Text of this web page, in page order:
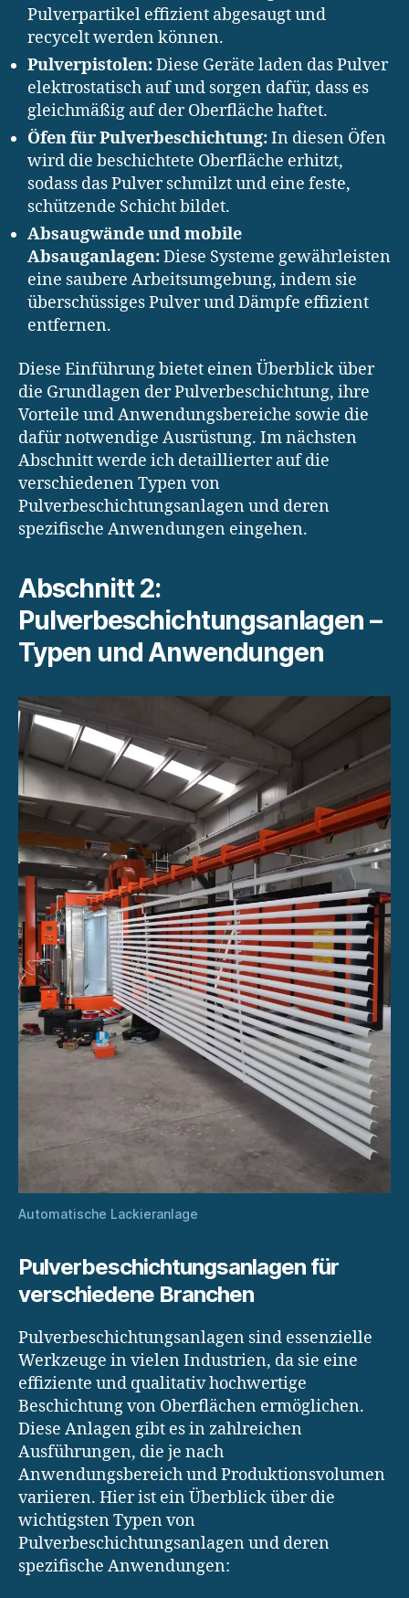
Pulverpartikel effizient abgesaugt und
recycelt werden können.
Pulverpistolen:Diese Geräte laden das Pulver
elektrostatisch auf und sorgen dafür, dass es
gleichmäßig auf der Oberfläche haftet.
Öfen für Pulverbeschichtung:In diesen Öfen
wird die beschichtete Oberfläche erhitzt,
sodass das Pulver schmilzt und eine feste,
schützende Schicht bildet.
Absaugwände und mobile
Absauganlagen:Diese Systeme gewährleisten
eine saubere Arbeitsumgebung, indem sie
überschüssiges Pulver und Dämpfe effizient
entfernen.
Diese Einführung bietet einen Überblick über
die Grundlagen der Pulverbeschichtung, ihre
Vorteile und Anwendungsbereiche sowie die
dafür notwendige Ausrüstung. Im nächsten
Abschnitt werde ich detaillierter auf die
verschiedenen Typen von
Pulverbeschichtungsanlagen und deren
spezifische Anwendungen eingehen.
Abschnitt 2:
Pulverbeschichtungsanlagen –
Typen und Anwendungen
Automatische Lackieranlage
Pulverbeschichtungsanlagen für
verschiedene Branchen
Pulverbeschichtungsanlagen sind essenzielle
Werkzeuge in vielen Industrien, da sie eine
effiziente und qualitativ hochwertige
Beschichtung von Oberflächen ermöglichen.
Diese Anlagen gibt es in zahlreichen
Ausführungen, die je nach
Anwendungsbereich und Produktionsvolumen
variieren. Hier ist ein Überblick über die
wichtigsten Typen von
Pulverbeschichtungsanlagen und deren
spezifische Anwendungen: